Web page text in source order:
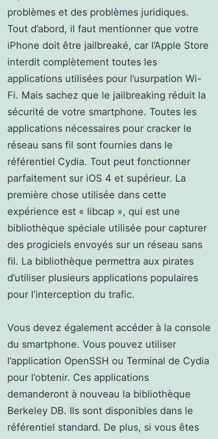
problèmes et des problèmes juridiques.
Tout d’abord, il faut mentionner que votre
iPhone doit être jailbreaké, car l’Apple Store
interdit complètement toutes les
applications utilisées pour l’usurpation Wi-
Fi. Mais sachez que le jailbreaking réduit la
sécurité de votre smartphone. Toutes les
applications nécessaires pour cracker le
réseau sans fil sont fournies dans le
référentiel Cydia. Tout peut fonctionner
parfaitement sur iOS 4 et supérieur. La
première chose utilisée dans cette
expérience est « libcap », qui est une
bibliothèque spéciale utilisée pour capturer
des progiciels envoyés sur un réseau sans
fil. La bibliothèque permettra aux pirates
d’utiliser plusieurs applications populaires
pour l’interception du trafic.
Vous devez également accéder à la console
du smartphone. Vous pouvez utiliser
l’application OpenSSH ou Terminal de Cydia
pour l’obtenir. Ces applications
demanderont à nouveau la bibliothèque
Berkeley DB. Ils sont disponibles dans le
référentiel standard. De plus, si vous êtes